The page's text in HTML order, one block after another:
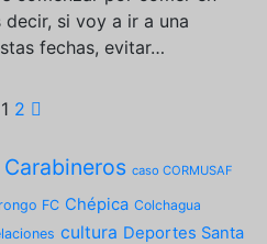
si voy a ir a una
fechas, evitar…
Paginación
de
entradas
1 2
Carabineros caso CORMUSAF
FC Chépica Colchagua
cultura Deportes Santa